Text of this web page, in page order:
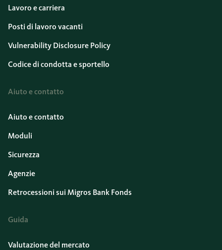
Lavoro e carriera
Posti di lavoro vacanti
Vulnerability Disclosure Policy
Codice di condotta e sportello
Aiuto e contatto
Aiuto e contatto
Moduli
Sicurezza
Agenzie
Retrocessioni sui Migros Bank Fonds
Guida
Valutazione del mercato